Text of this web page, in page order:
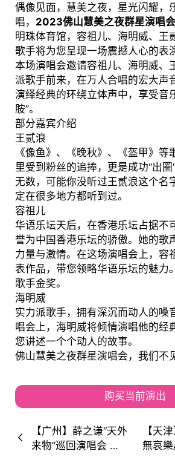
偶像见面，慧美之夜，星光闪耀，
唱， 2023佛山慧美之夜群星演唱会
明珠体育馆，容祖儿、海明威、王
歌手将为您呈现一场震撼人心的表
本场演唱会邀请容祖儿、海明威、
派歌手前来，在万人合唱的宏大声
演绎经典的环绕立体声中，享受音
胺”。
部分嘉宾介绍
王贰浪
《像鱼》、《晚秋》、《盔甲》等
里受到粉丝的追捧，更是成功“出
无数，可能你没听过王贰浪这个名
定在很多地方都听到过。
容祖儿
华语乐坛天后，在香港乐坛占据不
誉为中国香港乐坛的骄傲。她的歌
力量与激情。在这场演唱会上，容
表作品，带您领略华语乐坛的魅力
歌手金奖。
海明威
实力派歌手，拥有深沉而动人的嗓
唱会上，海明威将倾情演唱他的经
您讲述一个个动人的故事。
佛山慧美之夜群星演唱会，我们不
购买当前演出
【广州】薛之谦“天外
来物”巡回演唱会 时
【天
無哀